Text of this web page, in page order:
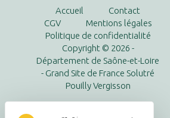
Accueil
Contact
CGV
Mentions légales
Politique de confidentialité
Copyright © 2026 -
Département de Saône-et-Loire
- Grand Site de France Solutré
Pouilly Vergisson